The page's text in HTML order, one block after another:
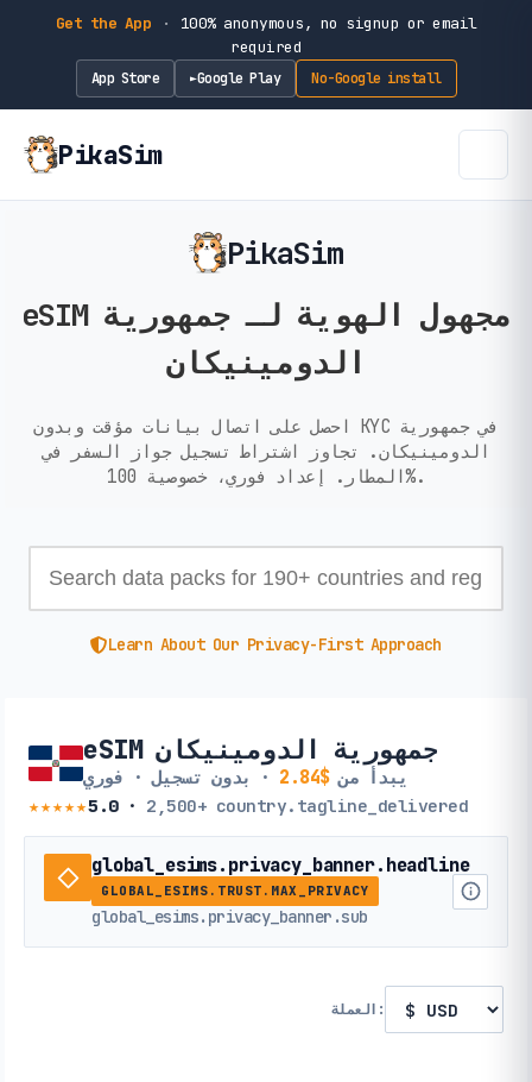
Get the App ·
100% anonymous, no signup or email
required
App Store ►Google Play No-Google install
PikaSim
PikaSim
eSIM مجهول الهوية لـ جمهورية
الدومينيكان
احصل على اتصال بيانات مؤقت وبدون KYC في جمهورية
الدومينيكان. تجاوز اشتراط تسجيل جواز السفر في
المطار. إعداد فوري، خصوصية 100%.
Learn About Our Privacy-First Approach
eSIM جمهورية الدومينيكان
يبدأ من$2.84
· بدون تسجيل · فوري
★★★★★5.0· 2,500+ country.tagline_delivered
global_esims.privacy_banner.headline
GLOBAL_ESIMS.TRUST.MAX_PRIVACY
global_esims.privacy_banner.sub
العملة: